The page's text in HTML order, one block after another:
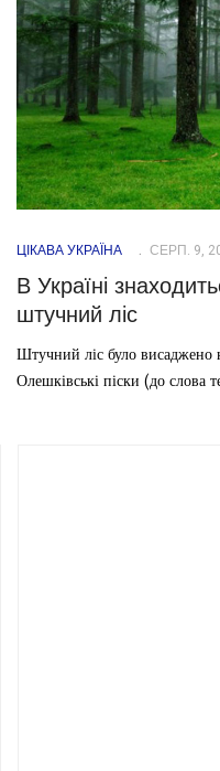
ЦІКАВА УКРАЇНА СЕРП. 9,
В Україні
штучний ліс
Штучний ліс було
Олешківські піски (до слова